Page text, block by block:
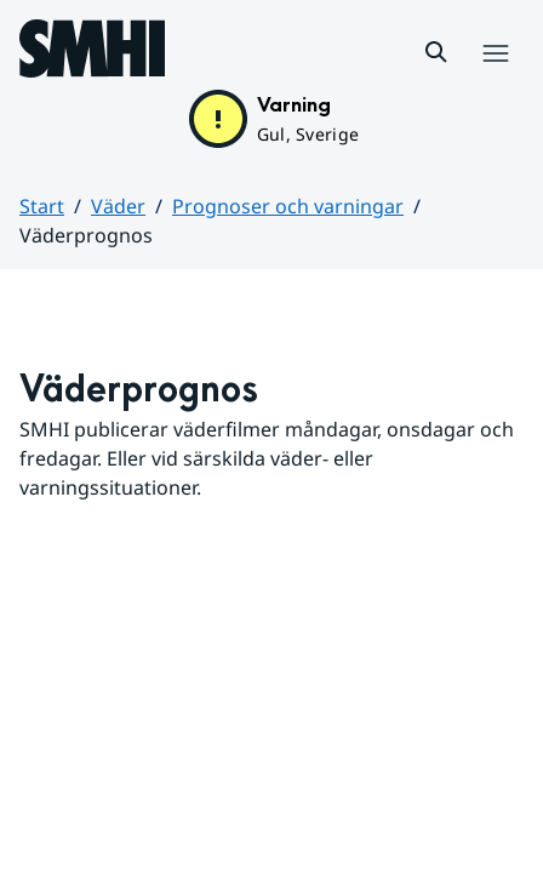
Hoppa till sidans innehåll
Varning
Gul, Sverige
Start Väder
Prognoser och varningar
Väderprognos
Väderprognos
SMHI publicerar väderfilmer måndagar, onsdagar och
fredagar. Eller vid särskilda väder- eller
varningssituationer.